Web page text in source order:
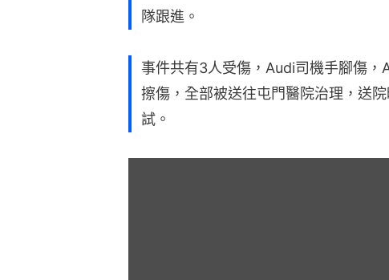
隊跟進。
事件共有3人受傷，Audi司機手腳傷
擦傷，全部被送往屯門醫院治理，送
試。